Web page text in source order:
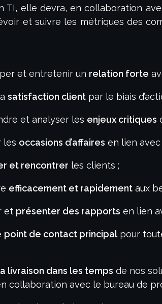
elle devra, en collaboration
et suivre les métriques des
et entretenir un relation forte
satisfaction client par le biais
et analyser les enjeux critiques
les occasions d’affaires en lien
et rencontrer les clients ;
efficacement et rapidement aux
et présenter des rapports en lien
point de contact principalpour
livraison dans les temps de nos
collaboration avec le bureau de